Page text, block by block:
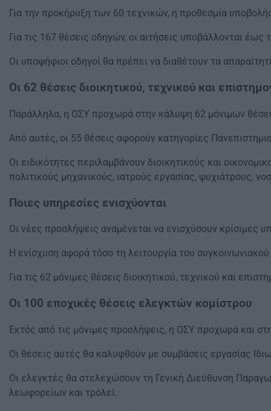
Για την προκήρυξη των 60 τεχνικών, η προθεσμία
Για τις 167 θέσεις οδηγών, οι αιτήσεις υποβάλλονται έως
Οι υποψήφιοι οδηγοί θα πρέπει να διαθέτουν τα
Οι 62 θέσεις διοικητικού, τεχνικού και
Παράλληλα, η ΟΣΥ προχωρά στην κάλυψη 62 μόνιμων
Από αυτές, οι 55 θέσεις αφορούν κατηγορίες
Οι ειδικότητες περιλαμβάνουν διοικητικούς και
πολιτικούς μηχανικούς, ιατρούς εργασίας, ψυχιάτρους,
Ποιες υπηρεσίες ενισχύονται
Οι νέες προσλήψεις αναμένεται να ενισχύσουν κρίσιμες
Η ενίσχυση αφορά τόσο τη λειτουργία του
Για τις 62 μόνιμες θέσεις διοικητικού, τεχνικού και
Οι 100 εποχικές θέσεις ελεγκτών κομίστρου
Εκτός από τις μόνιμες προσλήψεις, η ΟΣΥ προχωρά και
Οι θέσεις αυτές θα καλυφθούν με συμβάσεις εργασίας
Οι ελεγκτές θα στελεχώσουν τη Γενική Διεύθυνση
λεωφορείων και τρόλεϊ.